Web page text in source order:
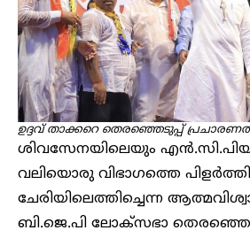
ഉദ്ദവ് താക്കറെ തെരഞ്ഞെടുപ്പ്
ശിവസേനയിലെയും
വലിയൊരു വിഭാ​ഗത്തെ
ചേരിയിലെത്തിച്ചെന്ന
ബി.ജെ.പി ലോക്സഭാ